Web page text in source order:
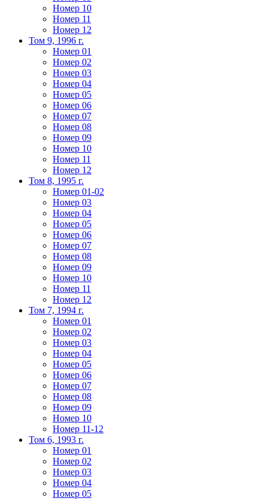
Номер 10
Номер 11
Номер 12
Том 9, 1996 г.
Номер 01
Номер 02
Номер 03
Номер 04
Номер 05
Номер 06
Номер 07
Номер 08
Номер 09
Номер 10
Номер 11
Номер 12
Том 8, 1995 г.
Номер 01-02
Номер 03
Номер 04
Номер 05
Номер 06
Номер 07
Номер 08
Номер 09
Номер 10
Номер 11
Номер 12
Том 7, 1994 г.
Номер 01
Номер 02
Номер 03
Номер 04
Номер 05
Номер 06
Номер 07
Номер 08
Номер 09
Номер 10
Номер 11-12
Том 6, 1993 г.
Номер 01
Номер 02
Номер 03
Номер 04
Номер 05